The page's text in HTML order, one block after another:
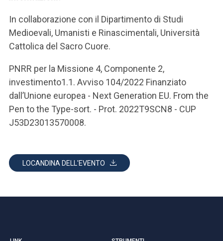
In collaborazione con il Dipartimento di Studi
Medioevali, Umanisti e Rinascimentali, Università
Cattolica del Sacro Cuore.
PNRR per la Missione 4, Componente 2,
investimento1.1. Avviso 104/2022 Finanziato
dall’Unione europea - Next Generation EU. From the
Pen to the Type-sort. - Prot. 2022T9SCN8 - CUP
J53D23013570008.
LOCANDINA DELL'EVENTO